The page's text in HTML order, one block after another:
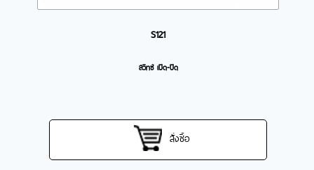
S121
สวิทซ์ เปิด-ปิด
สั่งซื้อ